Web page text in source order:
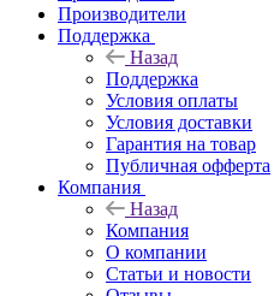
Производители
Поддержка
Назад
Поддержка
Условия оплаты
Условия доставки
Гарантия на товар
Публичная офферта
Компания
Назад
Компания
О компании
Статьи и новости